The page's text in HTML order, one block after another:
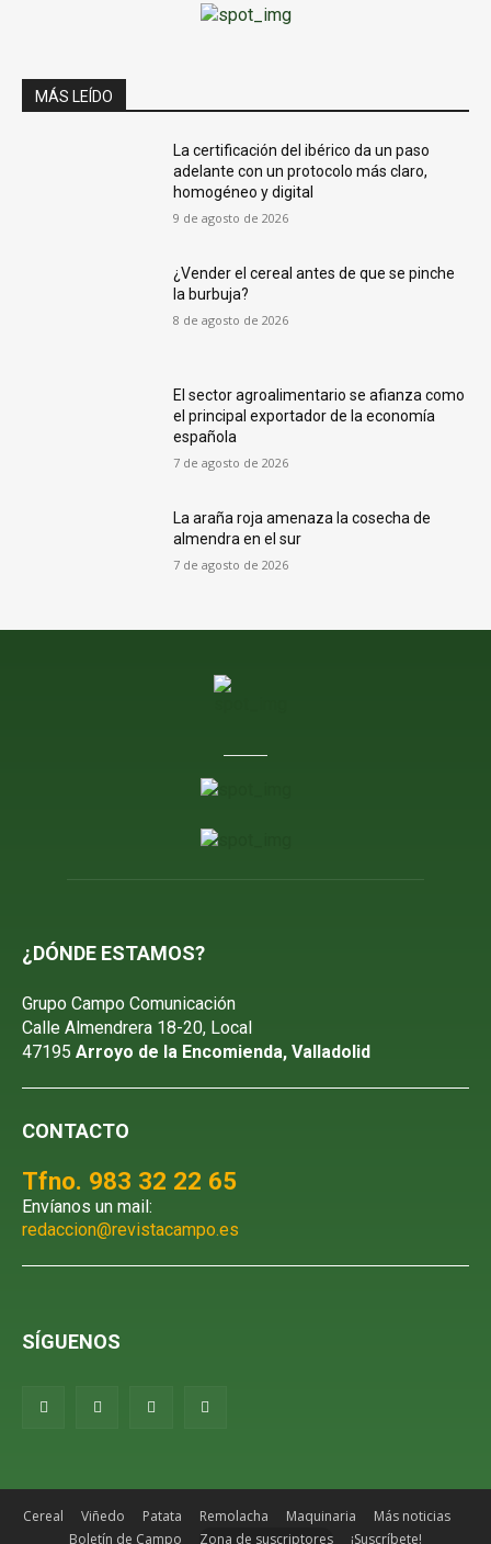
MÁS LEÍDO
La certificación del ibérico da un paso
adelante con un protocolo más claro,
homogéneo y digital
9 de agosto de 2026
¿Vender el cereal antes de que se pinche
la burbuja?
8 de agosto de 2026
El sector agroalimentario se afianza como
el principal exportador de la economía
española
7 de agosto de 2026
La araña roja amenaza la cosecha de
almendra en el sur
7 de agosto de 2026
¿DÓNDE ESTAMOS?
Grupo Campo Comunicación
Calle Almendrera 18-20, Local
47195 Arroyo de la Encomienda, Valladolid
CONTACTO
Tfno. 983 32 22 65
Envíanos un mail:
redaccion@revistacampo.es
SÍGUENOS
Cereal Viñedo Patata Remolacha Maquinaria
Más noticias
Boletín de Campo
Zona de suscriptores ¡Suscríbete!